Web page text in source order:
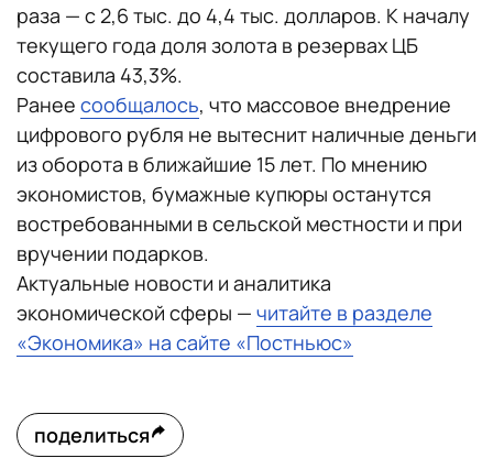
раза — с 2,6 тыс. до 4,4 тыс. долларов. К началу
текущего года доля золота в резервах ЦБ
составила 43,3%.
Ранее сообщалось, что массовое внедрение
цифрового рубля не вытеснит наличные деньги
из оборота в ближайшие 15 лет. По мнению
экономистов, бумажные купюры останутся
востребованными в сельской местности и при
вручении подарков.
Актуальные новости и аналитика
экономической сферы — читайте в разделе
«Экономика» на сайте «Постньюс»
поделиться